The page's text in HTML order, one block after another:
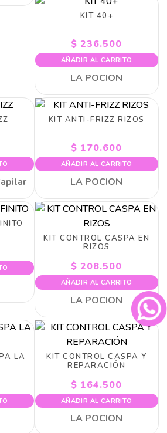
KIT 40+
$ 236.500
AÑADIR AL CARRITO
LA POCION
KIT ANTI-FRIZZ RIZOS
$ 170.600
AÑADIR AL CARRITO
LA POCION
KIT CONTROL CASPA EN
RIZOS
$ 208.500
AÑADIR AL CARRITO
LA POCION
LA
KIT CONTROL CASPA Y
REPARACIÓN
$ 164.500
AÑADIR AL CARRITO
LA POCION